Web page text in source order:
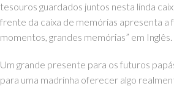
tesouros guardados juntos nesta linda
frente da caixa de memórias apresenta a
momentos, grandes memórias” em Inglês.
Um grande presente para os futuros
para uma madrinha oferecer algo